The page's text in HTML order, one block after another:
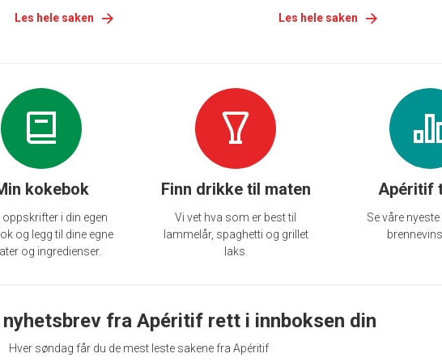
Les hele saken Les hele saken
kokebok
oppskrifter i din egen
og legg til dine egne
og ingredienser.
Finn drikke til maten
Vi vet hva som er best til
lammelår, spaghetti og grillet
laks.
Apéritif
Se våre
nyhetsbrev fra Apéritif rett i innboksen din
Hver søndag får du de mest leste sakene fra Apéritif